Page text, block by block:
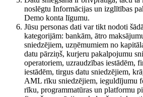
noslēgtu Informācijas un izglītības
Demo konta līgumu.
Jūsu personas dati var tikt nodoti
kategorijām: bankām, ātro
sniedzējiem, uzņēmumiem no
datu pārziņš, kurjeru pakalpojumu
operatoriem, uzraudzības iestādēm,
iestādēm, tirgus datu sniedzējiem,
AML rīku sniedzējiem, ieguldījumu
rīku, programmatūras un platformu